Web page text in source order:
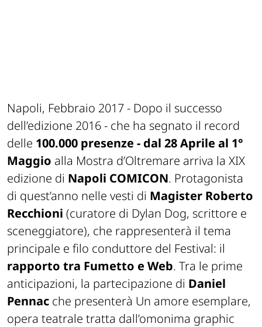
Napoli, Febbraio 2017- Dopo il successo
dell’edizione 2016 - che ha segnato il record
delle 100.000 presenze - dal 28 Aprile al 1°
Maggio alla Mostra d’Oltremare arriva la XIX
edizione di Napoli COMICON. Protagonista
di quest’anno nelle vesti di Magister Roberto
Recchioni (curatore di Dylan Dog, scrittore e
sceneggiatore), che rappresenterà il tema
principale e filo conduttore del Festival: il
rapporto tra Fumetto e Web. Tra le prime
anticipazioni, la partecipazione di Daniel
Pennac che presenterà Un amore esemplare,
opera teatrale tratta dall’omonima graphic